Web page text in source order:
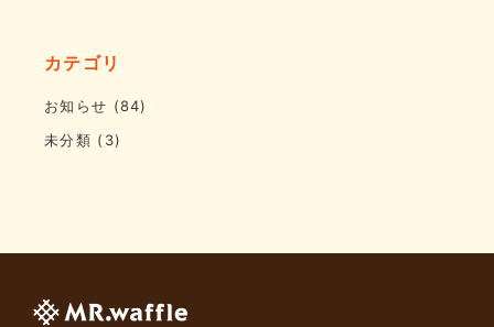
カテゴリ
お知らせ (84)
未分類 (3)